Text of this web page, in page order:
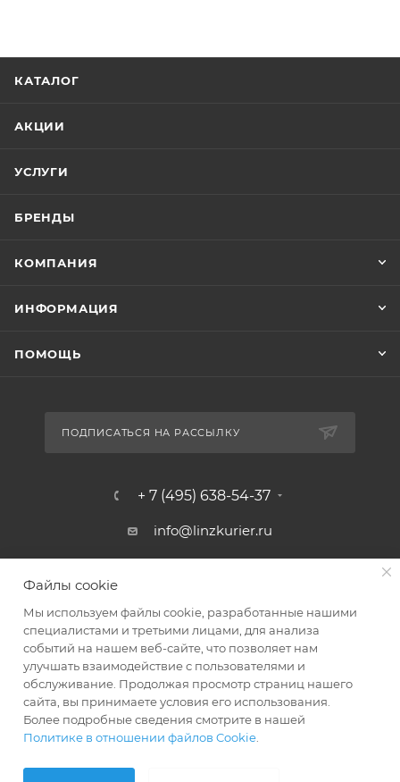
КАТАЛОГ
АКЦИИ
УСЛУГИ
БРЕНДЫ
КОМПАНИЯ
ИНФОРМАЦИЯ
ПОМОЩЬ
ПОДПИСАТЬСЯ НА РАССЫЛКУ
+ 7 (495) 638-54-37
info@linzkurier.ru
2008 - 2026 © Интернет магазин Линз Курьер
Файлы cookie
Мы используем файлы cookie, разработанные нашими
специалистами и третьими лицами, для анализа
событий на нашем веб-сайте, что позволяет нам
улучшать взаимодействие с пользователями и
обслуживание. Продолжая просмотр страниц нашего
сайта, вы принимаете условия его использования.
Более подробные сведения смотрите в нашей
Политике в отношении файлов Cookie